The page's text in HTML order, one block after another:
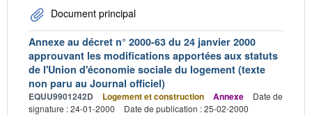
Document principal
Annexe au décret n° 2000-63 du 24 janvier 2000
approuvant les modifications apportées aux statuts
de l'Union d'économie sociale du logement (texte
non paru au Journal officiel)
EQUU9901242D Logement et construction Annexe
Date de
signature : 24-01-2000
Date de publication : 25-02-2000